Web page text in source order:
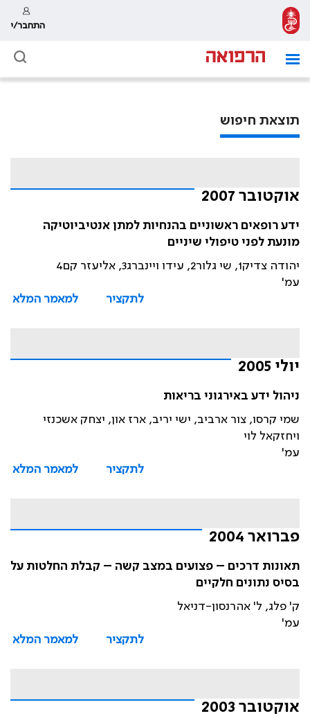
התחבר/י
תוצאת חיפוש
אוקטובר 2007
ידע רופאים ראשוניים בהנחיות למתן אנטיביוטיקה
מונעת לפני טיפולי שיניים
יהודה צדיק1, שי גלור2, עידו ויינברג3, אליעזר קם4
עמ'
לתקציר
למאמר המלא
יולי 2005
ניהול ידע באירגוני בריאות
שמי קרסו, צור ארביב, ישי יריב, ארז און, יצחק אשכנזי
ויחזקאל לוי
עמ'
לתקציר
למאמר המלא
פברואר 2004
תאונות דרכים – פצועים במצב קשה – קבלת החלטות על
בסיס נתונים חלקיים
ק' פלג, ל' אהרנסון-דניאל
עמ'
לתקציר
למאמר המלא
אוקטובר 2003